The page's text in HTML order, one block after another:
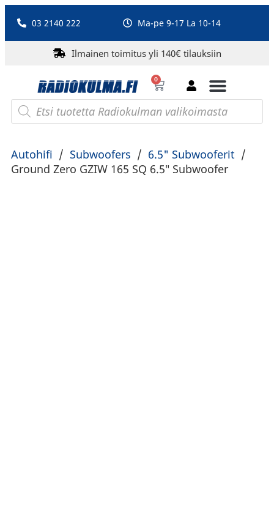
03 2140 222 Ma-pe 9-17 La 10-14
Ilmainen toimitus yli 140€ tilauksiin
0
Autohifi / Subwoofers / 6.5" Subwooferit /
Ground Zero GZIW 165 SQ 6.5″ Subwoofer